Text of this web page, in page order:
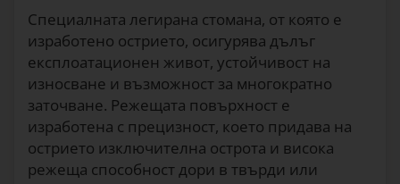
Специалната легирана стомана, от която е
изработено острието, осигурява дълъг
експлоатационен живот, устойчивост на
износване и възможност за многократно
заточване. Режещата повърхност е
изработена с прецизност, което придава на
острието изключителна острота и висока
режеща способност дори в твърди или